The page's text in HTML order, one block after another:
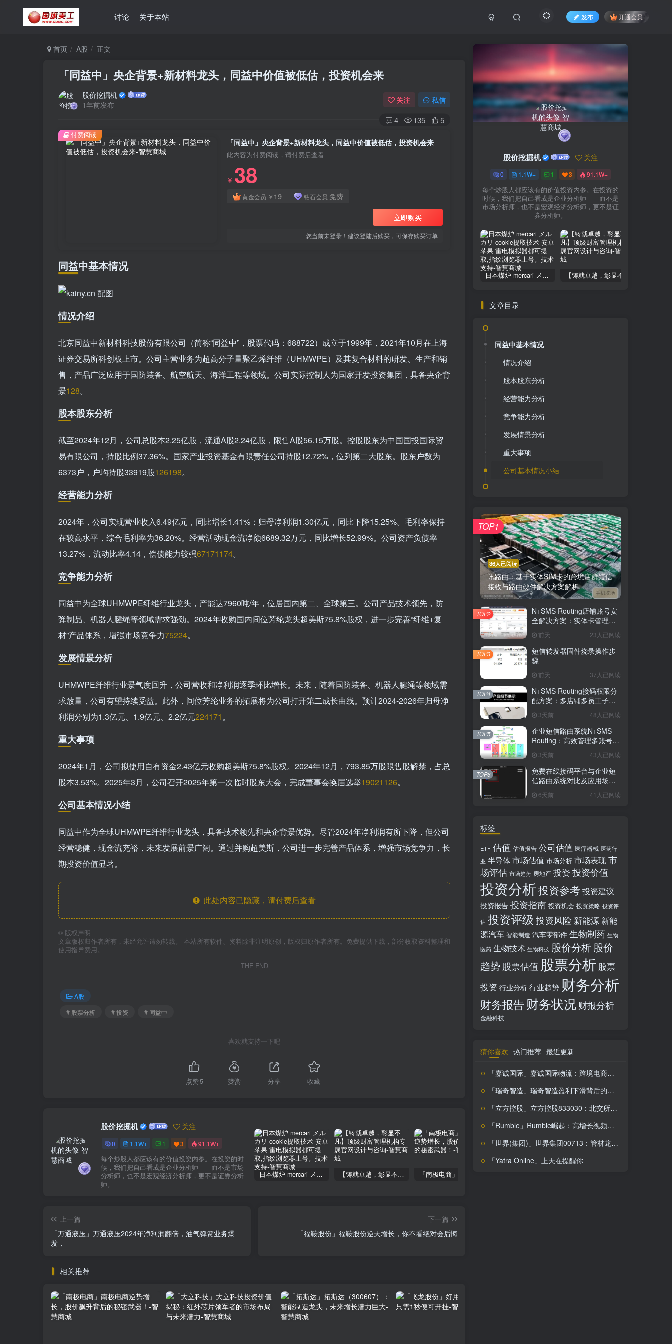
讨论 关于本站 发布 开通会员
首页 A股 正文
「同益中」央企背景+新材料龙头，同益中价值被低估，投资机会来
股价挖掘机
1年前发布
关注 私信
4 135 5
「同益中」央企背景+新材料龙头，同益中价值被低估，投资机会来
此内容为付费阅读，请付费后查看
￥ 38
黄金会员 ￥ 19 钻石会员 免费
立即购买
您当前未登录！建议登陆后购买，可保存购买订单
付费阅读
同益中基本情况
情况介绍
北京同益中新材料科技股份有限公司（简称“同益中”，股票代码：688722）成立于1999年，2021年10月在上海
证券交易所科创板上市。公司主营业务为超高分子量聚乙烯纤维（UHMWPE）及其复合材料的研发、生产和销
售，产品广泛应用于国防装备、航空航天、海洋工程等领域。公司实际控制人为国家开发投资集团，具备央企背
景128。
股本股东分析
截至2024年12月，公司总股本2.25亿股，流通A股2.24亿股，限售A股56.15万股。控股股东为中国国投国际贸
易有限公司，持股比例37.36%。国家产业投资基金有限责任公司持股12.72%，位列第二大股东。股东户数为
6373户，户均持股33919股126198。
经营能力分析
2024年，公司实现营业收入6.49亿元，同比增长1.41%；归母净利润1.30亿元，同比下降15.25%。毛利率保持
在较高水平，综合毛利率为36.20%。经营活动现金流净额6689.32万元，同比增长52.99%。公司资产负债率
13.27%，流动比率4.14，偿债能力较强67171174。
竞争能力分析
同益中为全球UHMWPE纤维行业龙头，产能达7960吨/年，位居国内第二、全球第三。公司产品技术领先，防
弹制品、机器人腱绳等领域需求强劲。2024年收购国内间位芳纶龙头超美斯75.8%股权，进一步完善“纤维+复
材”产品体系，增强市场竞争力75224。
发展情景分析
UHMWPE纤维行业景气度回升，公司营收和净利润逐季环比增长。未来，随着国防装备、机器人腱绳等领域需
求放量，公司有望持续受益。此外，间位芳纶业务的拓展将为公司打开第二成长曲线。预计2024-2026年归母净
利润分别为1.3亿元、1.9亿元、2.2亿元224171。
重大事项
2024年1月，公司拟使用自有资金2.43亿元收购超美斯75.8%股权。2024年12月，793.85万股限售股解禁，占总
股本3.53%。2025年3月，公司召开2025年第一次临时股东大会，完成董事会换届选举19021126。
公司基本情况小结
同益中作为全球UHMWPE纤维行业龙头，具备技术领先和央企背景优势。尽管2024年净利润有所下降，但公司
经营稳健，现金流充裕，未来发展前景广阔。通过并购超美斯，公司进一步完善产品体系，增强市场竞争力，长
期投资价值显著。
此处内容已隐藏，请付费后查看
© 版权声明
文章版权归作者所有，未经允许请勿转载。 本站所有软件、资料除非注明原创，版权归原作者所有。免费提供下载，部分收取资料整理和
使用指导费用。
THE END
A股
# 股票分析
# 投资 # 同益中
喜欢就支持一下吧
点赞5 赞赏 分享 收藏
股价挖掘机 关注
0 1.1W+ 1 3 91.1W+
每个炒股人都应该有的价值投资内参。在投资的时
候，我们把自己看成是企业分析师——而不是市场
分析师，也不是宏观经济分析师，更不是证券分析
师。
日本煤炉 mercari メルカリ cookie提取技术 安卓 苹果 雷电模拟器都可提取,指纹浏览器上号。技术支持 【铸就卓越，彰显不凡】顶级财富管理机构专属官网设计与咨询
上一篇
「万通液压」万通液压2024年净利润翻倍，油气弹簧业务爆
发，
下一篇
「福鞍股份」福鞍股份逆天增长，你不看绝对会后悔
相关推荐
股价挖掘机 关注
0 1.1W+ 1 3 91.1W+
每个炒股人都应该有的价值投资内参。在投资的
时候，我们把自己看成是企业分析师——而不是
市场分析师，也不是宏观经济分析师，更不是证
券分析师。
日本煤炉 mercari メルカリ cookie提取技术 安卓 苹果 雷电模拟器都可提取,指纹浏览器上号。技术支持
文章目录
同益中基本情况
情况介绍
股本股东分析
经营能力分析
竞争能力分析
发展情景分析
重大事项
公司基本情况小结
36人已阅读
讯路由：基于实体SIM卡的跨境店群短信
接收与路由硬件解决方案解析
TOP1
N+SMS Routing店铺账号安
全解决方案：实体卡管理与
前天 23人已阅读
TOP2
短信转发器固件烧录操作步
骤
前天 37人已阅读
TOP3
N+SMS Routing接码权限分
配方案：多店铺多员工子账
3天前 48人已阅读
TOP4
企业短信路由系统N+SMS
Routing：高效管理多账号验
3天前 43人已阅读
TOP5
免费在线接码平台与企业短
信路由系统对比及应用场景
6天前 41人已阅读
TOP6
标签
ETF 估值 估值报告 公司估值 医疗器械 医药行
业 半导体市场估值 市场分析 市场表现市
场评估 市场趋势 房地产 投资 投资价值
投资分析投资参考 投资建议
投资报告 投资指南 投资机会 投资策略 投资评
估 投资评级 投资风险 新能源 新能
源汽车 智能制造 汽车零部件 生物制药 生物
医药 生物技术 生物科技 股价分析 股价
趋势 股票估值 股票分析 股票
投资 行业分析 行业趋势 财务分析
财务报告 财务状况财报分析
金融科技
猜你喜欢 热门推荐 最近更新
「嘉诚国际」嘉诚国际物流：跨境电商智慧物流新引擎，投资价值解析
「瑞奇智造」瑞奇智造盈利下滑背后的增长潜力解析
「立方控股」立方控股833030：北交所上市智慧停车巨头，盈
「Rumble」Rumble崛起：高增长视频平台，投资价值你不可不知
「世界(集团)」世界集团00713：管材龙头股，市场地位稳固，投资价值几何？
「Yatra Online」上天在提醒你